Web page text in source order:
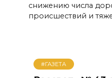
снижению числа
происшествий и
#ГАЗЕТА